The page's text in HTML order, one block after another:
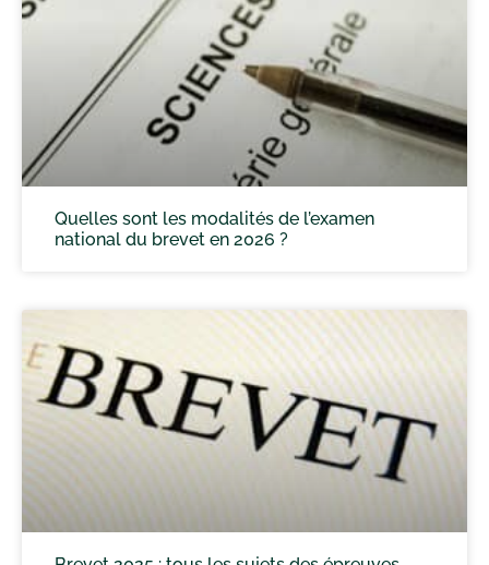
Quelles sont les modalités de l’examen
national du brevet en 2026 ?